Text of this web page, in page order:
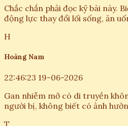
Chắc chắn phải đọc kỹ bài này.
động lực thay đổi lối sống, ăn
H
Hoàng Nam
22:46:23 19-06-2026
Gan nhiễm mỡ có di truyền
người bị, không biết có ảnh